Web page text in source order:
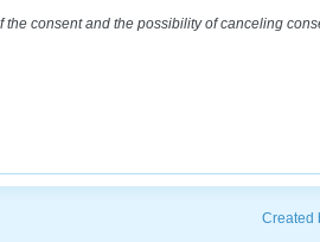
the consent and the possibility of canceling
Created